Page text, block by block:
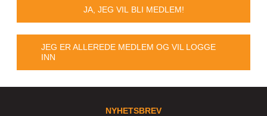
JA, JEG VIL BLI MEDLEM!
JEG ER ALLEREDE MEDLEM OG VIL LOGGE
INN
NYHETSBREV